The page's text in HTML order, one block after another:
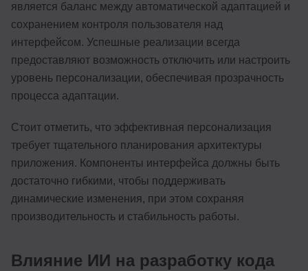
является баланс между автоматической адаптацией и
сохранением контроля пользователя над
интерфейсом. Успешные реализации всегда
предоставляют возможность отключить или настроить
уровень персонализации, обеспечивая прозрачность
процесса адаптации.
Стоит отметить, что эффективная персонализация
требует тщательного планирования архитектуры
приложения. Компоненты интерфейса должны быть
достаточно гибкими, чтобы поддерживать
динамические изменения, при этом сохраняя
производительность и стабильность работы.
Влияние ИИ на разработку кода